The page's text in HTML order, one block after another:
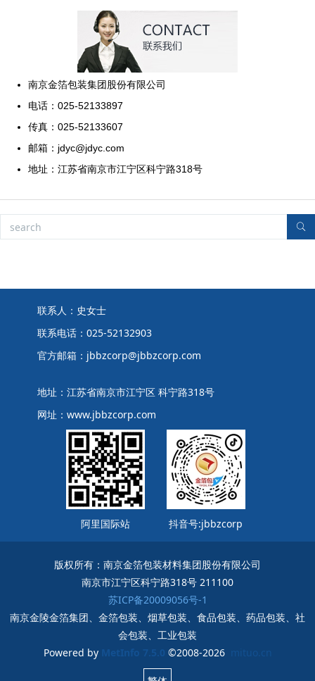
南京金箔包装集团股份有限公司
电话：025-52133897
传真：025-52133607
邮箱：jdyc@jdyc.com
地址：江苏省南京市江宁区科宁路318号
联系人：史女士
联系电话：025-52132903
官方邮箱：jbbzcorp@jbbzcorp.com
地址：江苏省南京市江宁区 科宁路318号
网址：www.jbbzcorp.com
阿里国际站 抖音号:jbbzcorp
版权所有：南京金箔包装材料集团股份有限公司
南京市江宁区科宁路318号 211100
苏ICP备20009056号-1
南京金陵金箔集团、金箔包装、烟草包装、食品包装、药品包装、社
会包装、工业包装
Powered by MetInfo 7.5.0 ©2008-2026 mituo.cn